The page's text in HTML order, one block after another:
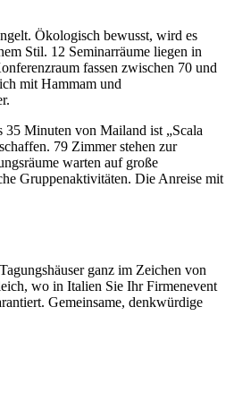
Ökologisch bewusst, wird es
Stil. 12 Seminarräume liegen in
fassen zwischen 70 und
mit Hammam und
Minuten von Mailand ist „Scala
79 Zimmer stehen zur
warten auf große
Gruppenaktivitäten. Die Anreise mit
ganz im Zeichen von
wo in Italien Sie Ihr Firmenevent
Gemeinsame, denkwürdige